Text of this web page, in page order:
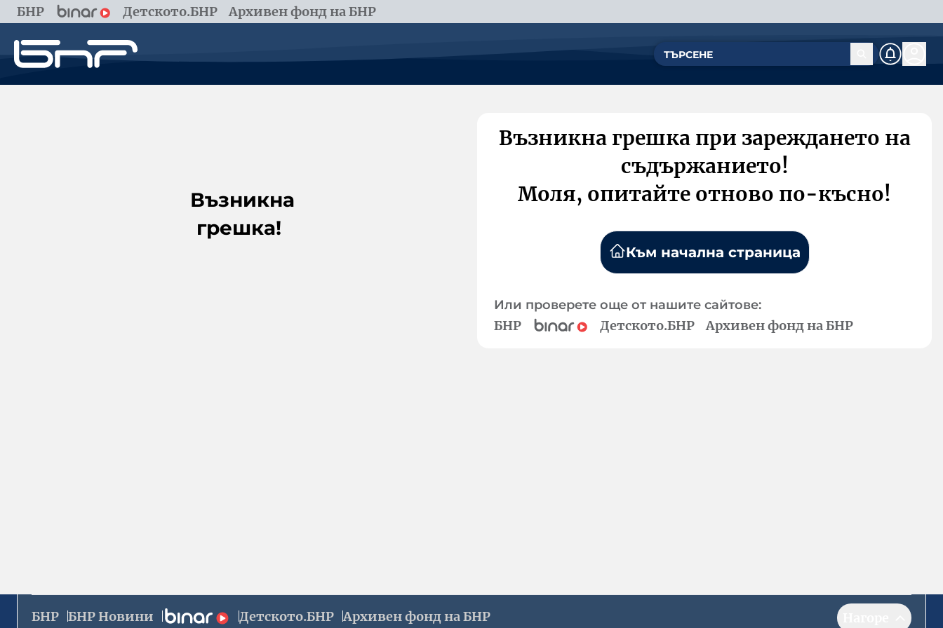
БНР Детското.БНР Архивен фонд на БНР
Възникна
грешка!
Възникна грешка при зареждането на
съдържанието!
Моля, опитайте отново по-късно!
Към начална страница
Или проверете още от нашите сайтове:
БНР Детското.БНР Архивен фонд на БНР
БНР БНР Новини Детското.БНР Архивен фонд на БНР